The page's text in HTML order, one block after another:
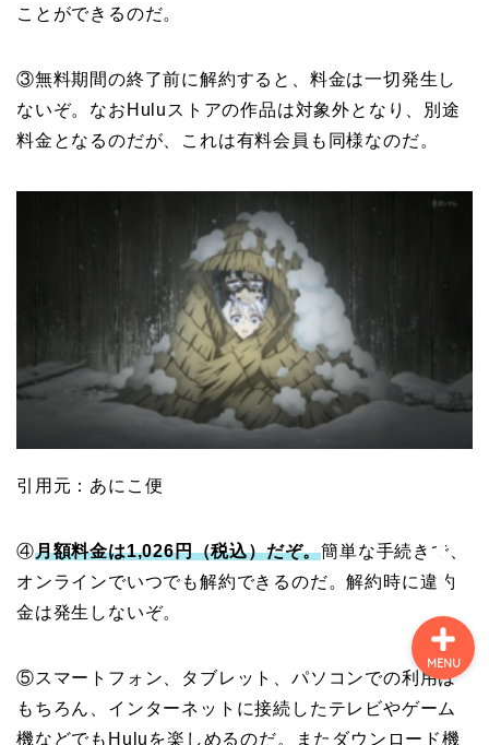
ことができるのだ。
③無料期間の終了前に解約すると、料金は一切発生し
ないぞ。なおHuluストアの作品は対象外となり、別途
料金となるのだが、これは有料会員も同様なのだ。
引用元：あにこ便
④月額料金は1,026円（税込）だぞ。簡単な手続きで、
オンラインでいつでも解約できるのだ。解約時に違約
金は発生しないぞ。
⑤スマートフォン、タブレット、パソコンでの利用は
もちろん、インターネットに接続したテレビやゲーム
機などでもHuluを楽しめるのだ。またダウンロード機
MENU
ホーム
プロフィール
ＭＭＯＲＰＧ